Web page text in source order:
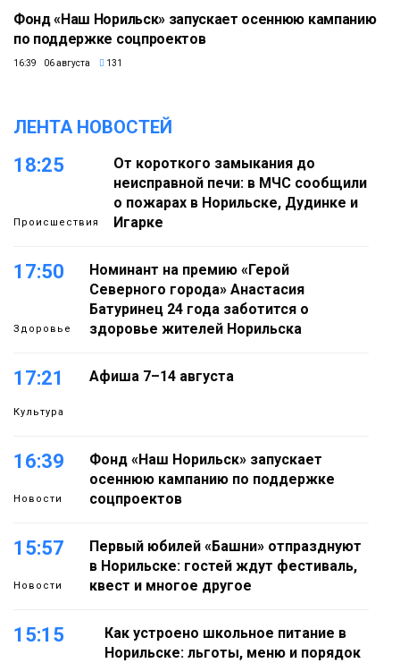
Фонд «Наш Норильск» запускает осеннюю кампанию
по поддержке соцпроектов
16:39 06 августа 131
ЛЕНТА НОВОСТЕЙ
18:25
Происшествия
От короткого замыкания до
неисправной печи: в МЧС сообщили
о пожарах в Норильске, Дудинке и
Игарке
17:50
Здоровье
Номинант на премию «Герой
Северного города» Анастасия
Батуринец 24 года заботится о
здоровье жителей Норильска
17:21
Культура
Афиша 7–14 августа
16:39
Новости
Фонд «Наш Норильск» запускает
осеннюю кампанию по поддержке
соцпроектов
15:57
Новости
Первый юбилей «Башни» отпразднуют
в Норильске: гостей ждут фестиваль,
квест и многое другое
15:15
Как устроено школьное питание в
Норильске: льготы, меню и порядок